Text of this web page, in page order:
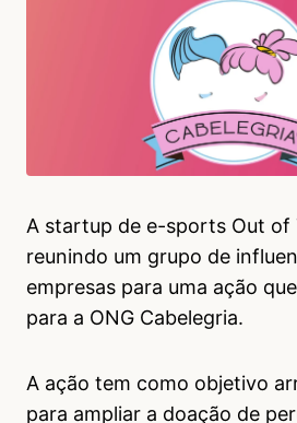
A startup de e-sports Out of
reunindo um grupo de
empresas para uma ação
para a ONG Cabelegria.
A ação tem como objetivo
para ampliar a doação de